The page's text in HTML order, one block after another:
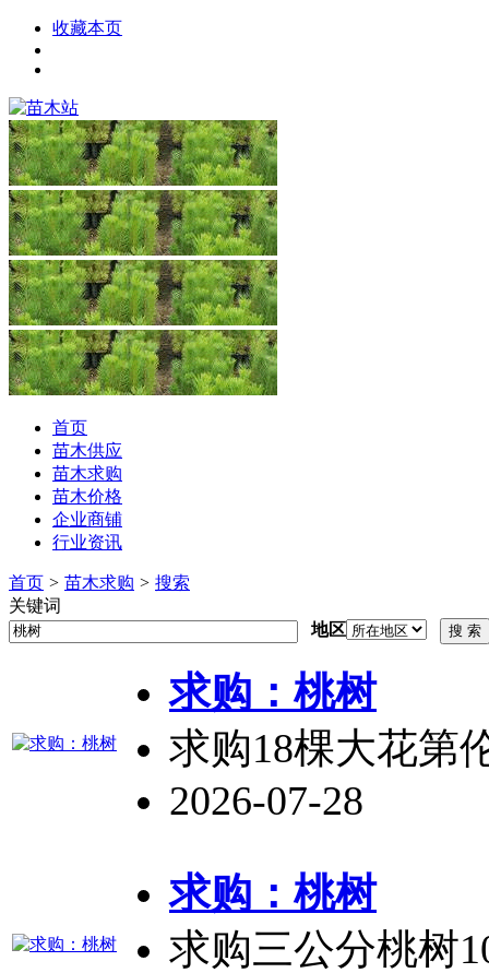
收藏本页
首页
苗木供应
苗木求购
苗木价格
企业商铺
行业资讯
首页 > 苗木求购 > 搜索
关键词
地区
求购： 桃树
求购18棵大花第
2026-07-28
求购： 桃树
求购三公分桃树